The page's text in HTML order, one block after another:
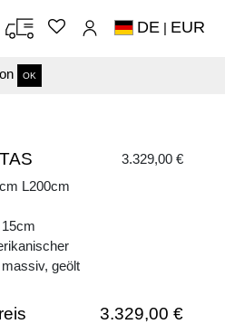
OK
DE | EUR
3.329,00 €
L200cm
geölt
3.329,00 €